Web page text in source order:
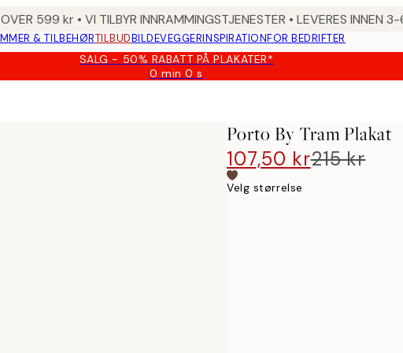
599 kr • VI TILBYR INNRAMMINGSTJENESTER • LEVERES INNEN
& TILBEHØRTILBUDBILDEVEGGERINSPIRATIONFOR BEDRIFTER
SALG - 50% RABATT PÅ PLAKATER*
0 min0 s
Gyldig
Porto By Tram Plakat
107,50 kr215 kr
Velg størrelse